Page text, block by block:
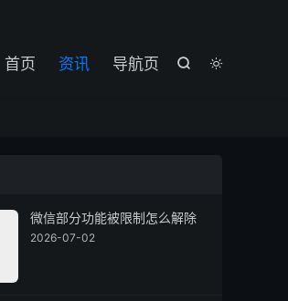


首页 资讯 导航页
微信部分功能被限制怎么解除
2026-07-02